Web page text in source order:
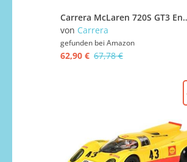
Carrera McLaren 720S
von Carrera
gefunden bei Amazon
62,90 € 67,78 €